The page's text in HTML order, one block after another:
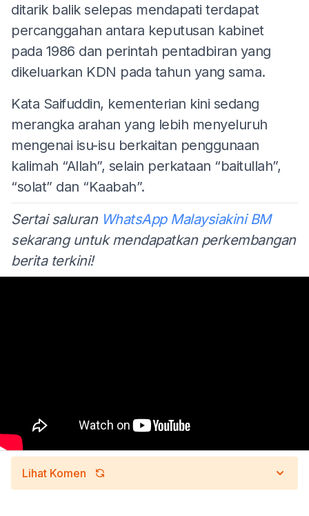
ditarik balik selepas mendapati terdapat
percanggahan antara keputusan kabinet
pada 1986 dan perintah pentadbiran yang
dikeluarkan KDN pada tahun yang sama.
Kata Saifuddin, kementerian kini sedang
merangka arahan yang lebih menyeluruh
mengenai isu-isu berkaitan penggunaan
kalimah “Allah”, selain perkataan “baitullah”,
“solat” dan “Kaabah”.
Sertai saluran WhatsApp Malaysiakini BM
sekarang untuk mendapatkan perkembangan
berita terkini!
Lihat Komen